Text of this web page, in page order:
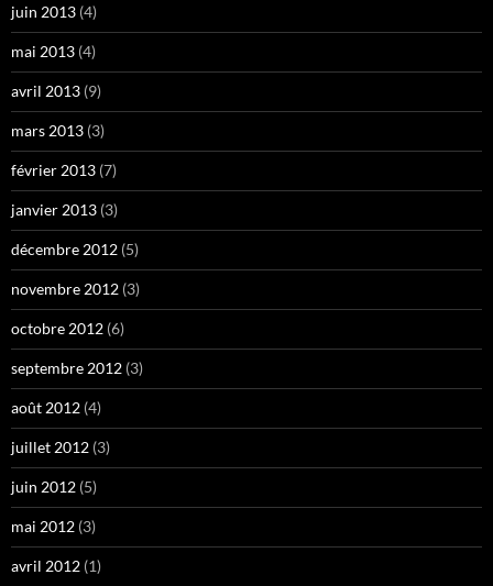
juin 2013 (4)
mai 2013 (4)
avril 2013 (9)
mars 2013 (3)
février 2013 (7)
janvier 2013 (3)
décembre 2012 (5)
novembre 2012 (3)
octobre 2012 (6)
septembre 2012 (3)
août 2012 (4)
juillet 2012 (3)
juin 2012 (5)
mai 2012 (3)
avril 2012 (1)